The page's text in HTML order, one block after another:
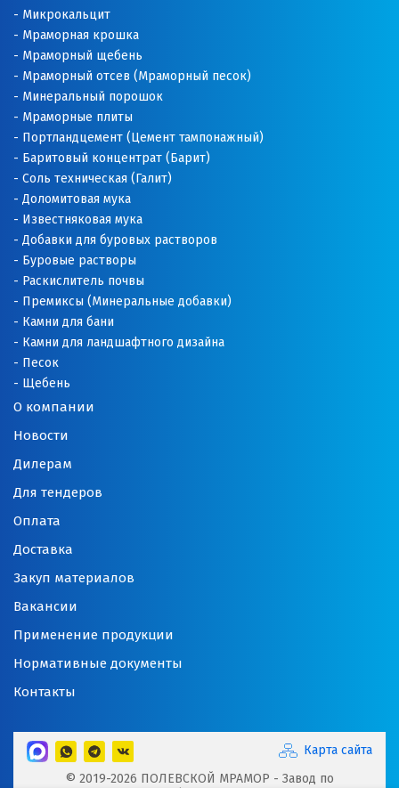
О компании
Новости
Дилерам
Для тендеров
Оплата
Доставка
Закуп материалов
Вакансии
Применение продукции
Нормативные документы
Контакты
Микрокальцит
Мраморная крошка
Мраморный щебень
Мраморный отсев (Мраморный песок)
Минеральный порошок
Мраморные плиты
Портландцемент (Цемент тампонажный)
Баритовый концентрат (Барит)
Соль техническая (Галит)
Доломитовая мука
Известняковая мука
Добавки для буровых растворов
Буровые растворы
Раскислитель почвы
Премиксы (Минеральные добавки)
Камни для бани
Камни для ландшафтного дизайна
Песок
Щебень
Карта сайта
© 2019-2026 ПОЛЕВСКОЙ МРАМОР - Завод по